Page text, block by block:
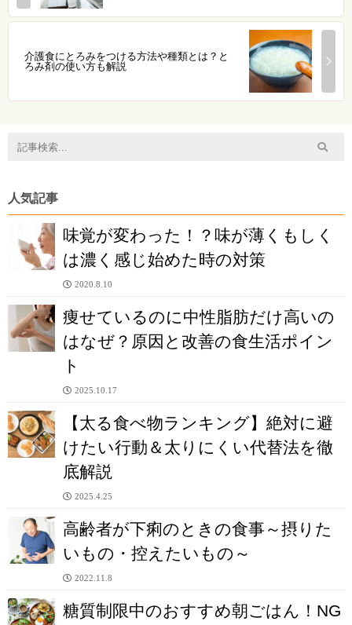
介護食にとろみをつける方法や種類とは？と
ろみ剤の使い方も解説
人気記事
味覚が変わった！？味が薄くもしく
は濃く感じ始めた時の対策
2020.8.10
痩せているのに中性脂肪だけ高いの
はなぜ？原因と改善の食生活ポイン
ト
2025.10.17
【太る食べ物ランキング】絶対に避
けたい行動＆太りにくい代替法を徹
底解説
2025.4.25
高齢者が下痢のときの食事～摂りた
いもの・控えたいもの～
2022.11.8
糖質制限中のおすすめ朝ごはん！NG